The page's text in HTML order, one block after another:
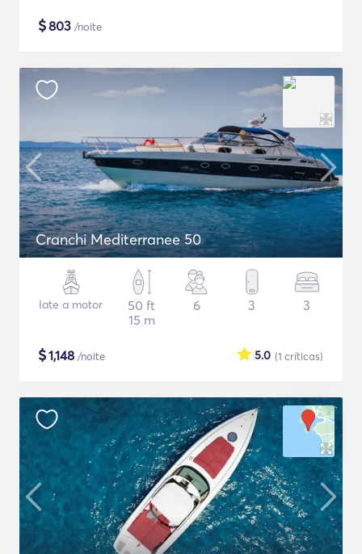
$803 /noite
Cranchi Mediterranee 50
Iate a motor
50 ft
15 m
6 3 3
$1,148 /noite (1 críticas)
5.0